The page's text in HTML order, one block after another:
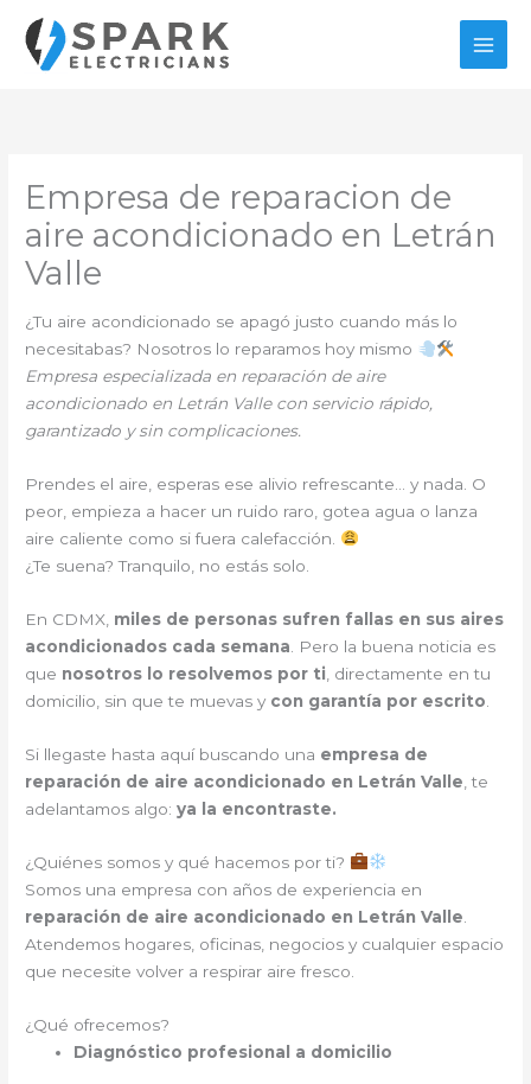
contenido
Empresa de reparacion de
aire acondicionado en Letrán
Valle
¿Tu aire acondicionado se apagó justo cuando más lo
necesitabas? Nosotros lo reparamos hoy mismo
Empresa especializada en reparación de aire
acondicionado en Letrán Valle con servicio rápido,
garantizado y sin complicaciones.
Prendes el aire, esperas ese alivio refrescante… y nada. O
peor, empieza a hacer un ruido raro, gotea agua o lanza
aire caliente como si fuera calefacción.
¿Te suena? Tranquilo, no estás solo.
En CDMX, miles de personas sufren fallas en sus aires
acondicionados cada semana . Pero la buena noticia es
que nosotros lo resolvemos por ti , directamente en tu
domicilio, sin que te muevas y con garantía por escrito
Si llegaste hasta aquí buscando una empresa de
reparación de aire acondicionado en Letrán Valle , te
adelantamos algo:ya la encontraste.
¿Quiénes somos y qué hacemos por ti?
Somos una empresa con años de experiencia en
reparación de aire acondicionado en Letrán Valle
Atendemos hogares, oficinas, negocios y cualquier espacio
que necesite volver a respirar aire fresco.
¿Qué ofrecemos?
Diagnóstico profesional a domicilio